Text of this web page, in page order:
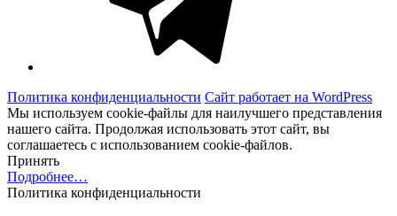
Политика конфиденциальности Сайт работает на WordPress
Мы используем cookie-файлы для наилучшего представления
нашего сайта. Продолжая использовать этот сайт, вы
соглашаетесь с использованием cookie-файлов.
Принять
Подробнее…
Политика конфиденциальности